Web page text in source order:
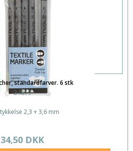
standardfarver. 6 stk
34819
2,3 + 3,6 mm
34,50 DKK